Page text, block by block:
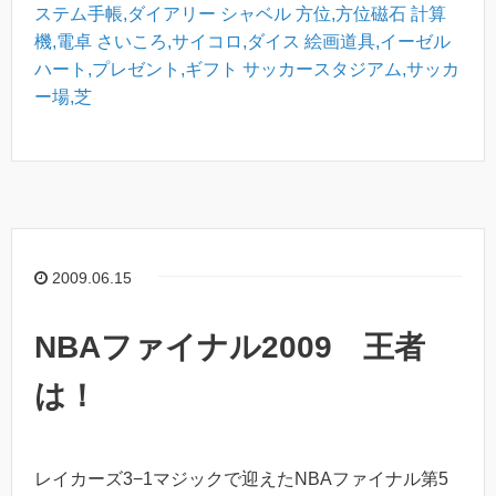
ステム手帳,ダイアリー シャベル 方位,方位磁石 計算
機,電卓 さいころ,サイコロ,ダイス 絵画道具,イーゼル
ハート,プレゼント,ギフト サッカースタジアム,サッカ
ー場,芝
2009.06.15
NBAファイナル2009 王者
は！
レイカーズ3−1マジックで迎えたNBAファイナル第5